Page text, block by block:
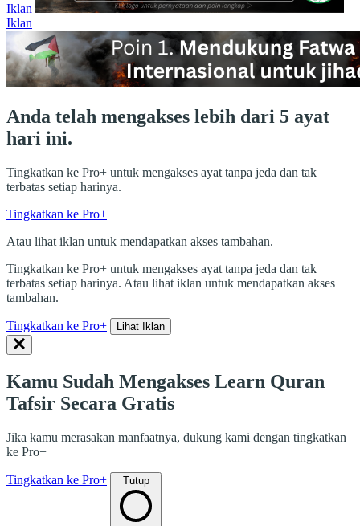
Iklan
Iklan
Anda telah mengakses lebih dari 5 ayat
hari ini.
Tingkatkan ke Pro+ untuk mengakses ayat tanpa jeda dan tak
terbatas setiap harinya.
Tingkatkan ke Pro+
Atau lihat iklan untuk mendapatkan akses tambahan.
Tingkatkan ke Pro+ untuk mengakses ayat tanpa jeda dan tak
terbatas setiap harinya. Atau lihat iklan untuk mendapatkan akses
tambahan.
Tingkatkan ke Pro+ Lihat Iklan
Kamu Sudah Mengakses Learn Quran
Tafsir Secara Gratis
Jika kamu merasakan manfaatnya, dukung kami dengan tingkatkan
ke Pro+
Tingkatkan ke Pro+ Tutup